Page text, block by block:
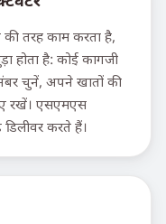
तरह काम करता है,
होता है: कोई कागजी
चुनें, अपने खातों की
रखें। एसएमएस
करते हैं।